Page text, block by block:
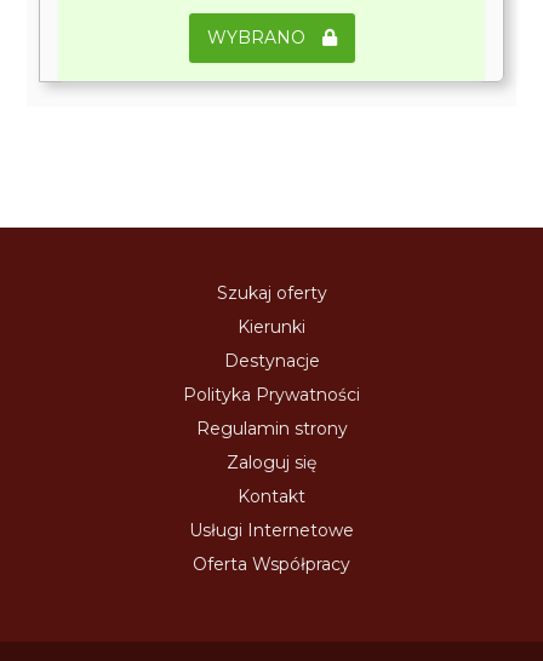
WYBRANO
Szukaj oferty
Kierunki
Destynacje
Polityka Prywatności
Regulamin strony
Zaloguj się
Kontakt
Usługi Internetowe
Oferta Współpracy